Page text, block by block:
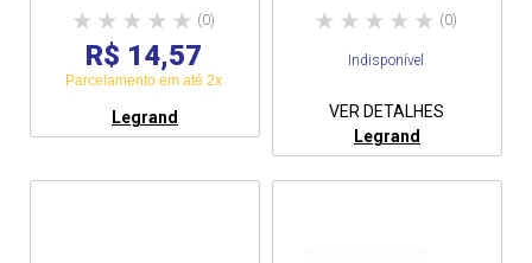
(0)
R$ 14,57
Parcelamento em até 2x
Legrand
(0)
Indisponível
VER DETALHES
Legrand